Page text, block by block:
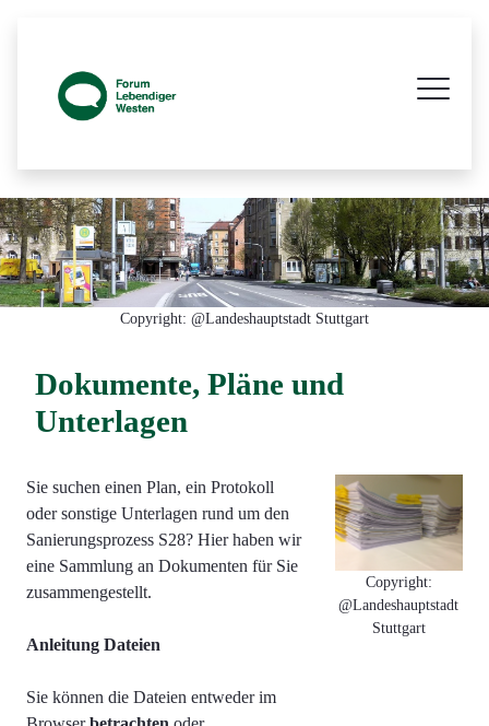
Copyright: @Landeshauptstadt Stuttgart
Dokumente, Pläne und
Unterlagen
Sie suchen einen Plan, ein Protokoll
oder sonstige Unterlagen rund um den
Sanierungsprozess S28? Hier haben wir
eine Sammlung an Dokumenten für Sie
zusammengestellt.
Anleitung Dateien
Sie können die Dateien entweder im
Copyright:
@Landeshauptstadt
Stuttgart